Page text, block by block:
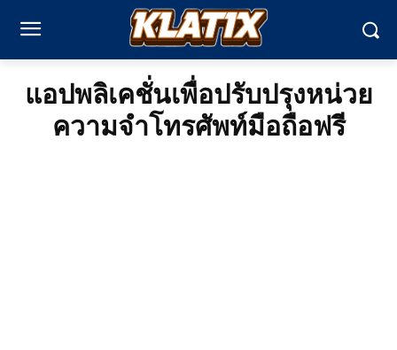
แอปพลิเคชั่นเพื่อปรับปรุงหน่วย
ความจำโทรศัพท์มือถือฟรี